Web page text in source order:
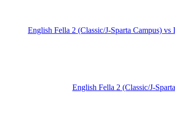
English Fella 2 (Classic/J-Sparta Campus) vs
English Fella 2 (Classic/J-